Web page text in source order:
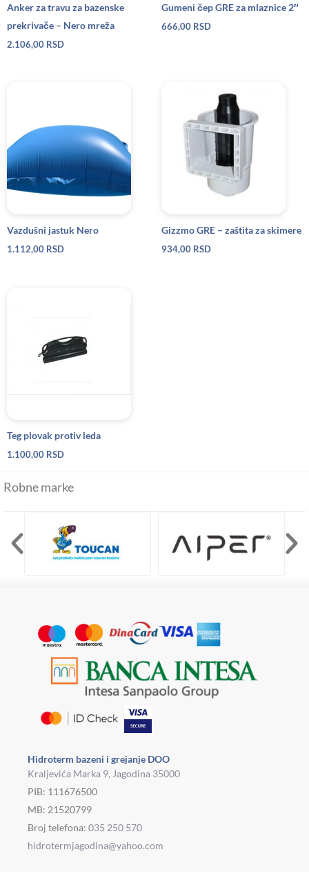
Anker za travu za bazenske
prekrivače – Nero mreža
2.106,00 RSD
Gumeni čep GRE za mlaznice 2″
666,00 RSD
Vazdušni jastuk Nero
1.112,00 RSD
Gizzmo GRE – zaštita za skimere
934,00 RSD
Teg plovak protiv leda
1.100,00 RSD
Robne marke
Hidroterm bazeni i grejanje DOO
Kraljevića Marka 9, Jagodina 35000
PIB: 111676500
MB: 21520799
Broj telefona: 035 250 570
hidrotermjagodina@yahoo.com